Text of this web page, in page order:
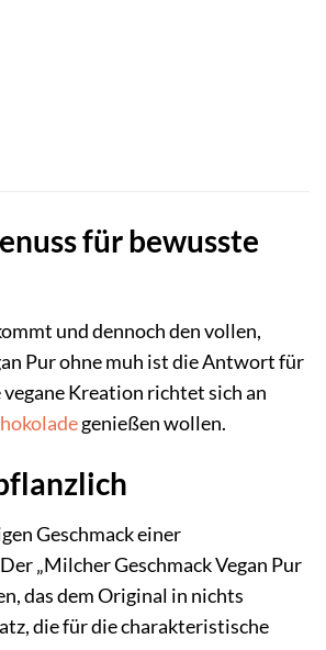
für bewusste
und dennoch den vollen,
Pur ohne muh ist die Antwort für
Kreation richtet sich an
genießen wollen.
Geschmack einer
„Milcher Geschmack Vegan Pur
das dem Original in nichts
die für die charakteristische